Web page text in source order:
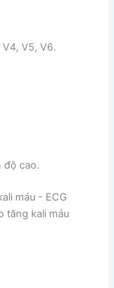
V4, V5, V6.
độ cao.
tăng kali máu